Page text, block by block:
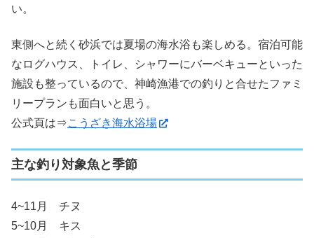
い。
東側へと続く砂浜では夏場の海水浴も楽しめる。宿泊可能
なログハウス、トイレ、シャワーにバーベキューといった
施設も整っているので、神崎漁港での釣りと合せたファミ
リープランも面白いと思う。
公式頁は⇒こうざき海水浴場
主な釣り対象魚と季節
4~11月 チヌ
5~10月 キス